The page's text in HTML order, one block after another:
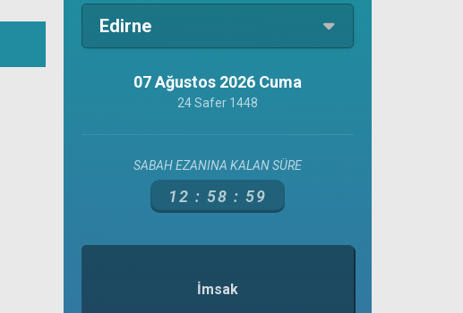
Edirne
07 Ağustos 2026 Cuma
24 Safer 1448
SABAH EZANINA KALAN SÜRE
12 :58 :59
İmsak